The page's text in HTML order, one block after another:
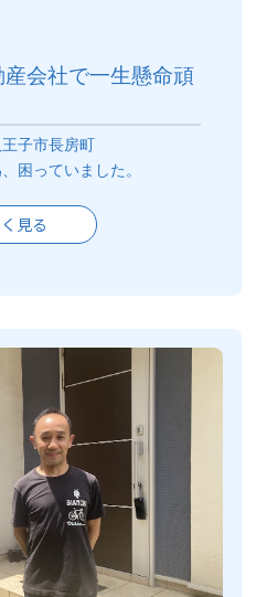
会社で一生懸命頑
子市長房町
困っていました。
見る